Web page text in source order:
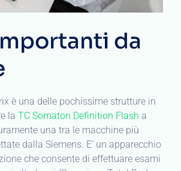
da
è una delle pochissime strutture in
la TC Somaton Definition Flash a
una tra le macchine più
dalla Siemens. E’ un apparecchio
che consente di effettuare esami